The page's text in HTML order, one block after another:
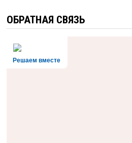
ОБРАТНАЯ СВЯЗЬ
Решаем вместе